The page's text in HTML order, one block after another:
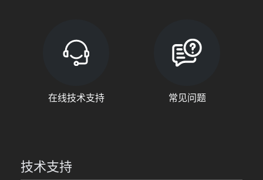
在线技术支持 常见问题
技术支持